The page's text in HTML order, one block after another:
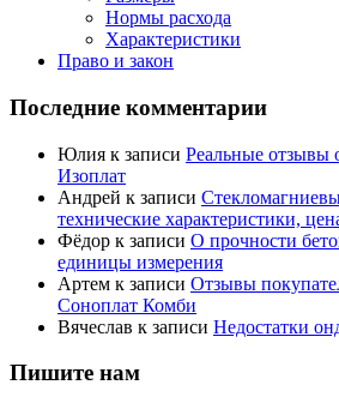
Нормы расхода
Характеристики
Право и закон
Последние комментарии
Юлия к записи Реальные отзывы
Изоплат
Андрей к записи
технические характеристики,
Фёдор к записи О прочности
единицы измерения
Артем к записи Отзывы
Соноплат Комби
Вячеслав к записи Недостатки
Пишите нам